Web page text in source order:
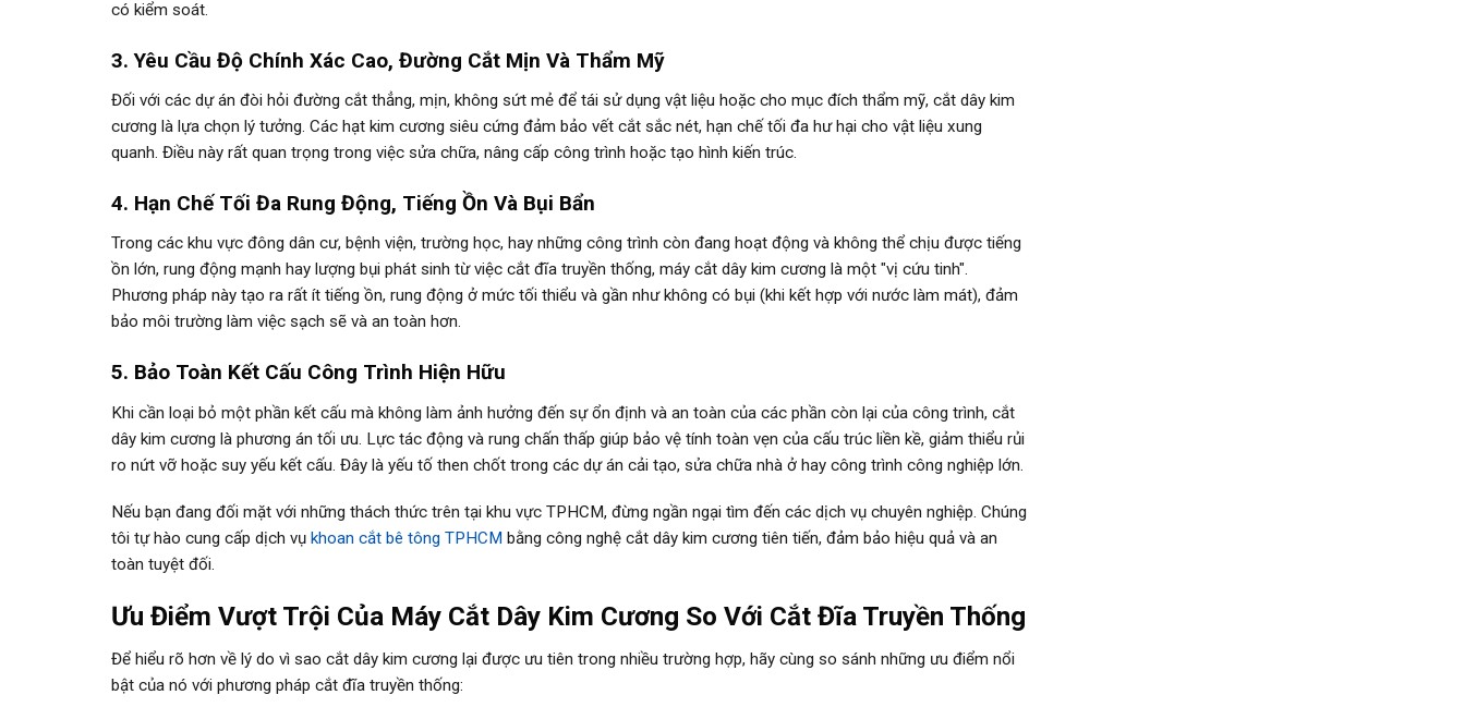
có kiểm soát.
3. Yêu Cầu Độ Chính Xác Cao, Đường Cắt Mịn Và Thẩm Mỹ
Đối với các dự án đòi hỏi đường cắt thẳng, mịn, không sứt mẻ để tái sử dụng vật liệu hoặc cho mục đích thẩm mỹ, cắt dây kim
cương là lựa chọn lý tưởng. Các hạt kim cương siêu cứng đảm bảo vết cắt sắc nét, hạn chế tối đa hư hại cho vật liệu xung
quanh. Điều này rất quan trọng trong việc sửa chữa, nâng cấp công trình hoặc tạo hình kiến trúc.
4. Hạn Chế Tối Đa Rung Động, Tiếng Ồn Và Bụi Bẩn
Trong các khu vực đông dân cư, bệnh viện, trường học, hay những công trình còn đang hoạt động và không thể chịu được tiếng
ồn lớn, rung động mạnh hay lượng bụi phát sinh từ việc cắt đĩa truyền thống, máy cắt dây kim cương là một "vị cứu tinh".
Phương pháp này tạo ra rất ít tiếng ồn, rung động ở mức tối thiểu và gần như không có bụi (khi kết hợp với nước làm mát), đảm
bảo môi trường làm việc sạch sẽ và an toàn hơn.
5. Bảo Toàn Kết Cấu Công Trình Hiện Hữu
Khi cần loại bỏ một phần kết cấu mà không làm ảnh hưởng đến sự ổn định và an toàn của các phần còn lại của công trình, cắt
dây kim cương là phương án tối ưu. Lực tác động và rung chấn thấp giúp bảo vệ tính toàn vẹn của cấu trúc liền kề, giảm thiểu rủi
ro nứt vỡ hoặc suy yếu kết cấu. Đây là yếu tố then chốt trong các dự án cải tạo, sửa chữa nhà ở hay công trình công nghiệp lớn.
Nếu bạn đang đối mặt với những thách thức trên tại khu vực TPHCM, đừng ngần ngại tìm đến các dịch vụ chuyên nghiệp. Chúng
tôi tự hào cung cấp dịch vụ khoan cắt bê tông TPHCM bằng công nghệ cắt dây kim cương tiên tiến, đảm bảo hiệu quả và an
toàn tuyệt đối.
Ưu Điểm Vượt Trội Của Máy Cắt Dây Kim Cương So Với Cắt Đĩa Truyền Thống
Để hiểu rõ hơn về lý do vì sao cắt dây kim cương lại được ưu tiên trong nhiều trường hợp, hãy cùng so sánh những ưu điểm nổi
bật của nó với phương pháp cắt đĩa truyền thống: